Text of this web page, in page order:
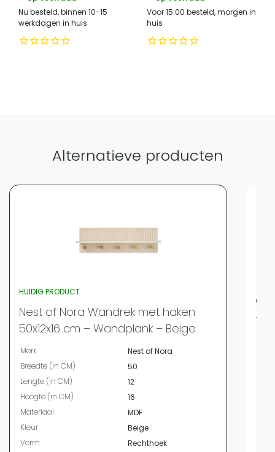
Nu besteld, binnen 10-15
werkdagen in huis
Voor 15:00 besteld, morgen in
huis
Alternatieve producten
HUIDIG PRODUCT
Nest of Nora Wandrek met haken
50x12x16 cm – Wandplank – Beige
Merk
Nest of Nora
Breedte (in CM)
50
Lengte (in CM)
12
Hoogte (in CM)
16
Materiaal
MDF
Kleur
Beige
Vorm
Rechthoek
–